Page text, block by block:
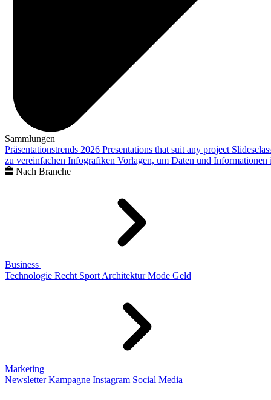
Sammlungen
Präsentationstrends 2026 Presentations that suit any project
zu vereinfachen Infografiken Vorlagen, um Daten und
Nach Branche
Business
Technologie Recht Sport Architektur Mode Geld
Marketing
Newsletter Kampagne Instagram Social Media